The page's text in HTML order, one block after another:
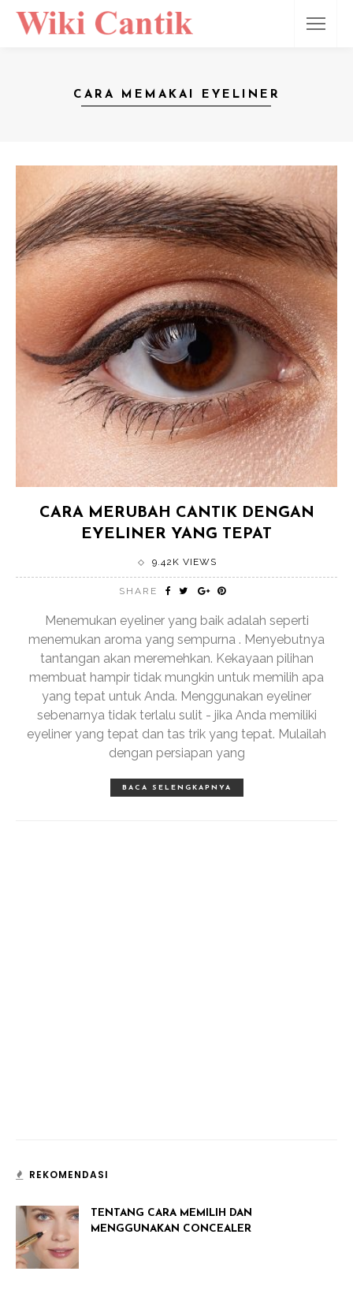
CARA MEMAKAI EYELINER
CARA MERUBAH CANTIK DENGAN
EYELINER YANG TEPAT
9.42K VIEWS
SHARE
Menemukan eyeliner yang baik adalah seperti
menemukan aroma yang sempurna . Menyebutnya
tantangan akan meremehkan. Kekayaan pilihan
membuat hampir tidak mungkin untuk memilih apa
yang tepat untuk Anda. Menggunakan eyeliner
sebenarnya tidak terlalu sulit - jika Anda memiliki
eyeliner yang tepat dan tas trik yang tepat. Mulailah
dengan persiapan yang
BACA SELENGKAPNYA
REKOMENDASI
TENTANG CARA MEMILIH DAN
MENGGUNAKAN CONCEALER